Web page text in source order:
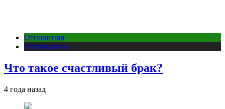
Отношения
Публикации
Что такое счастливый брак?
4 года назад